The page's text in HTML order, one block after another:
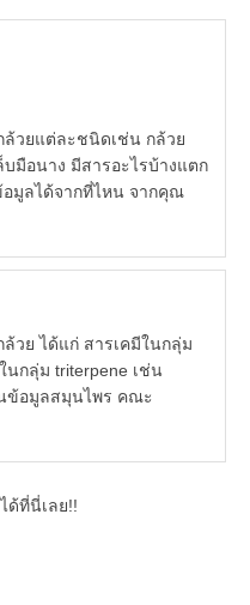
ล้วยแต่ละชนิดเช่น กล้วย
มือนาง มีสารอะไรบ้างแตก
อมูลได้จากที่ไหน จากคุณ
ย ได้แก่ สารเคมีในกลุ่ม
นกลุ่ม triterpene เช่น
ข้อมูลสมุนไพร คณะ
ด้ที่นี่เลย!!